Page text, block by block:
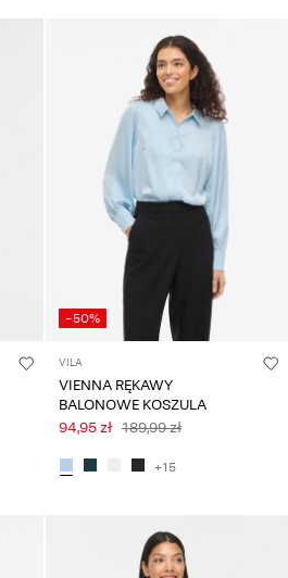
-50%
VILA
VIENNA RĘKAWY
BALONOWE KOSZULA
94,95 zł 189,99 zł
+15